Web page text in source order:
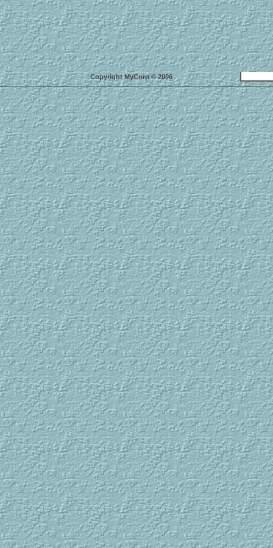
Copyright MyCorp © 2006